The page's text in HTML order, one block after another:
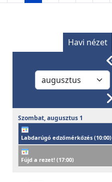
Havi nézet
Szombat,augusztus 1
Labdarúgó edzőmérkőzés (10:00)
Fújd a rezet! (17:00)